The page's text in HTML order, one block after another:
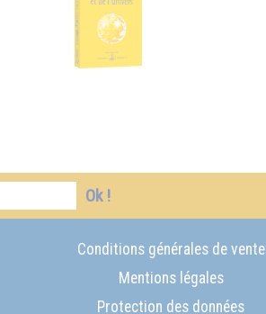
Ok !
Conditions générales de vente
Mentions légales
Protection des données